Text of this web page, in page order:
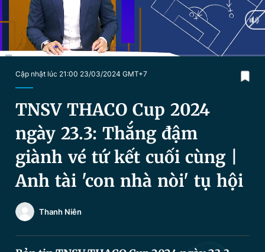
Chuyên mục khác
Chào ngày mới
Video Magazine
Sản phẩm khác
Tiện ích Bạn cần biết
Thông tin tòa soạn
Tin đã xem
Đăng xuất
Cập nhật lúc 21:00 23/03/2024 GMT+7
TNSV THACO Cup 2024
ngày 23.3: Thắng đậm
giành vé tứ kết cuối cùng |
Anh tài 'con nhà nòi' tụ hội
Thanh Niên